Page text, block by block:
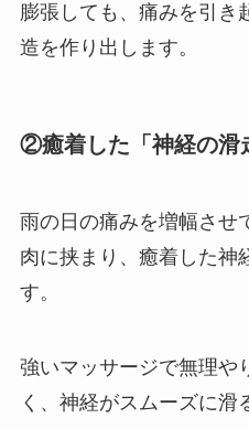
膨張しても、痛みを引き
造を作り出します。
②癒着した「神経の滑
雨の日の痛みを増幅させ
肉に挟まり、癒着した神
す。
強いマッサージで無理や
く、神経がスムーズに滑